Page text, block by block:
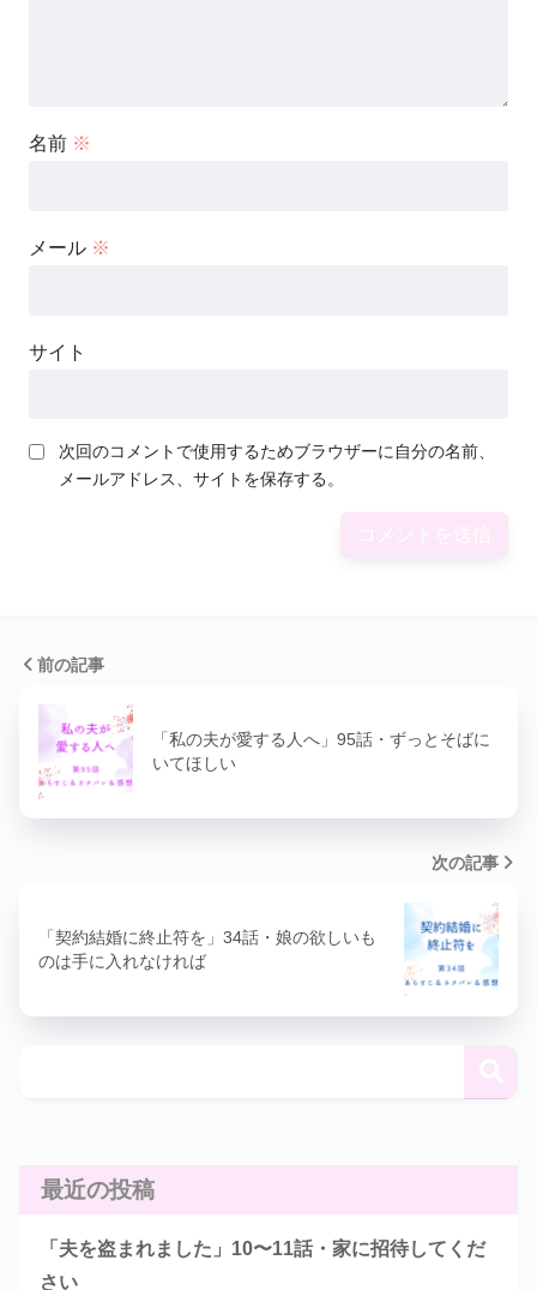
名前 ※
メール ※
サイト
次回のコメントで使用するためブラウザーに自分の名前、
メールアドレス、サイトを保存する。
前の記事
「私の夫が愛する人へ」95話・ずっとそばに
いてほしい
次の記事
「契約結婚に終止符を」34話・娘の欲しいも
のは手に入れなければ
最近の投稿
「夫を盗まれました」10〜11話・家に招待してくだ
さい